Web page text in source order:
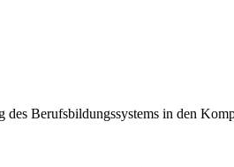
Berufsbildungssystems in den